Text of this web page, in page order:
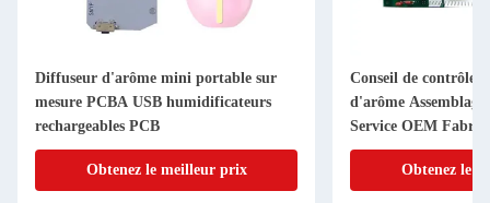
Diffuseur d'arôme mini portable sur
mesure PCBA USB humidificateurs
rechargeables PCB
Obtenez le meilleur prix
Conseil de contrôle
d'arôme
Service OEM
moins cher
Obtenez le